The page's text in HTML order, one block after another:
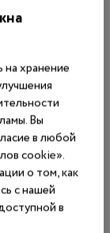
хранение
Вы
в любой
cookie».
о том, как
с нашей
в